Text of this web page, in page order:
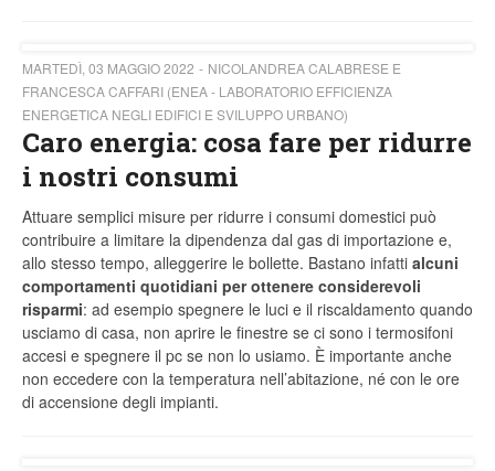
MARTEDÌ, 03 MAGGIO 2022
NICOLANDREA CALABRESE E
FRANCESCA CAFFARI (ENEA - LABORATORIO EFFICIENZA
ENERGETICA NEGLI EDIFICI E SVILUPPO URBANO)
Caro energia: cosa fare per ridurre
i nostri consumi
Attuare semplici misure per ridurre i consumi domestici può
contribuire a limitare la dipendenza dal gas di importazione e,
allo stesso tempo, alleggerire le bollette. Bastano infatti alcuni
comportamenti quotidiani per ottenere considerevoli
risparmi: ad esempio spegnere le luci e il riscaldamento quando
usciamo di casa, non aprire le finestre se ci sono i termosifoni
accesi e spegnere il pc se non lo usiamo. È importante anche
non eccedere con la temperatura nell’abitazione, né con le ore
di accensione degli impianti.